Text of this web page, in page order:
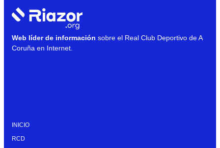
Web líder de información sobre el Real Club Deportivo de A
Coruña en Internet.
INICIO
RCD